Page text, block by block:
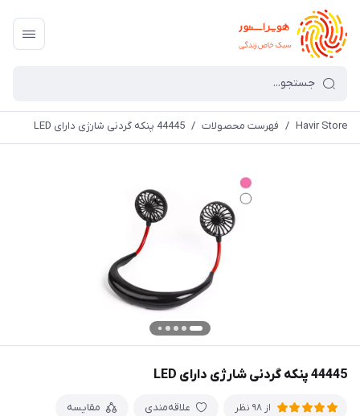
Havir Store
/ فهرست محصولات / 44445 پنکه گردنی شارژی دارای LED
44445 پنکه گردنی شارژی دارای LED
از 98 نظر علاقه‌مندی مقایسه